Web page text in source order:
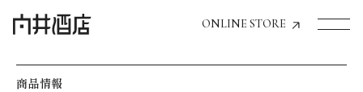
ONLINE STORE
商品情報